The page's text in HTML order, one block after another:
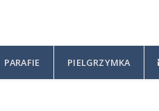
PARAFIE PIELGRZYMKA